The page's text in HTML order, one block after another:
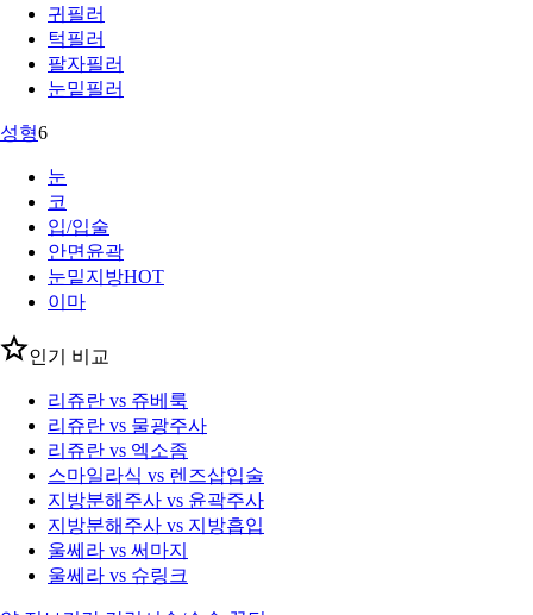
귀필러
턱필러
팔자필러
눈밑필러
성형6
눈
코
입/입술
안면윤곽
눈밑지방HOT
이마
인기 비교
리쥬란 vs 쥬베룩
리쥬란 vs 물광주사
리쥬란 vs 엑소좀
스마일라식 vs 렌즈삽입술
지방분해주사 vs 윤곽주사
지방분해주사 vs 지방흡입
울쎄라 vs 써마지
울쎄라 vs 슈링크